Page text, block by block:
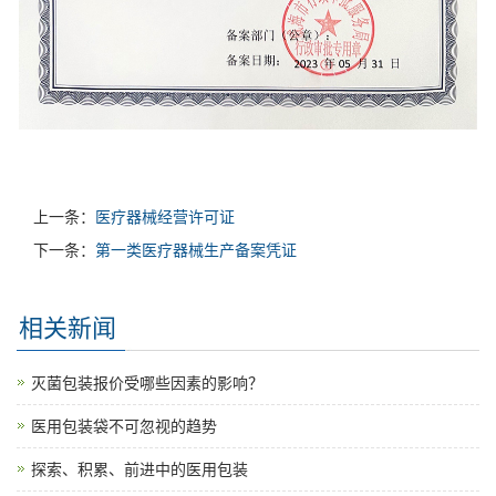
上一条：
医疗器械经营许可证
下一条： 第一类医疗器械生产备案凭证
相关新闻
灭菌包装报价受哪些因素的影响？
医用包装袋不可忽视的趋势
探索、积累、前进中的医用包装